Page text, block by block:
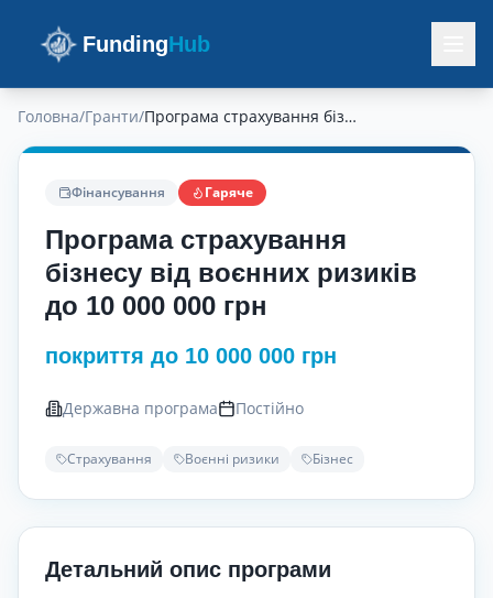
FundingHub
Головна/Гранти/ Програма страхування бізнесу від воєнних ризиків до 10 000 000 грн
Фінансування Гаряче
Програма страхування
бізнесу від воєнних ризиків
до 10 000 000 грн
покриття до 10 000 000 грн
Державна програма Постійно
Страхування Воєнні ризики Бізнес
Детальний опис програми